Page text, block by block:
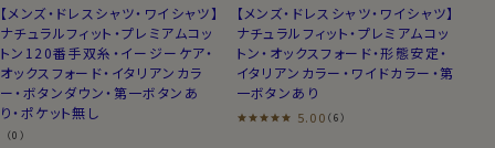
【メンズ・ドレスシャツ・ワイシャツ】
ナチュラルフィット・プレミアムコッ
トン120番手双糸・イージーケア・
オックスフォード・イタリアンカラ
ー・ボタンダウン・第一ボタンあ
り・ポケット無し
（0）
【メンズ・ドレスシャツ・ワイシャツ】
ナチュラルフィット・プレミアムコッ
トン・オックスフォード・形態安定・
イタリアンカラー・ワイドカラー・第
一ボタンあり
5.00 （6）